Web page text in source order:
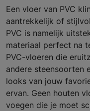
Een vloer van PVC
aantrekkelijk of
PVC is namelijk
materiaal perfect na
PVC-vloeren die
andere steensoorten
looks van jouw
ervan. Geen houten
voegen die je moet